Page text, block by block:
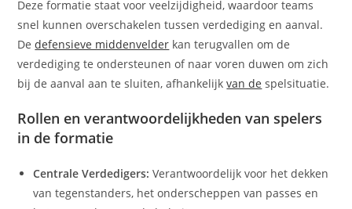
Deze formatie staat voor veelzijdigheid, waardoor teams
snel kunnen overschakelen tussen verdediging en aanval.
Dedefensieve middenvelder kan terugvallen om de
verdediging te ondersteunen of naar voren duwen om zich
bij de aanval aan te sluiten, afhankelijkvan de spelsituatie.
Rollen en verantwoordelijkheden van spelers
in de formatie
Centrale Verdedigers: Verantwoordelijk voor het dekken
van tegenstanders, het onderscheppen van passes en